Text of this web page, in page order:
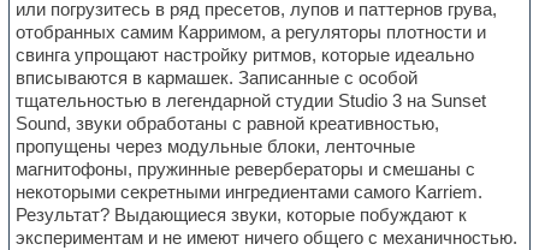
или погрузитесь в ряд пресетов, лупов и паттернов грува,
отобранных самим Карримом, а регуляторы плотности и
свинга упрощают настройку ритмов, которые идеально
вписываются в кармашек. Записанные с особой
тщательностью в легендарной студии Studio 3 на Sunset
Sound, звуки обработаны с равной креативностью,
пропущены через модульные блоки, ленточные
магнитофоны, пружинные ревербераторы и смешаны с
некоторыми секретными ингредиентами самого Karriem.
Результат? Выдающиеся звуки, которые побуждают к
экспериментам и не имеют ничего общего с механичностью.